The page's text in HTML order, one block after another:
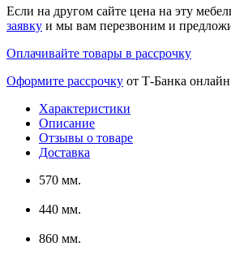
Если на другом сайте цена на эту
заявку и мы вам перезвоним и
Оплачивайте товары в рассрочку
Оформите рассрочку от Т-Банка
Характеристики
Описание
Отзывы о товаре
Доставка
570 мм.
440 мм.
860 мм.